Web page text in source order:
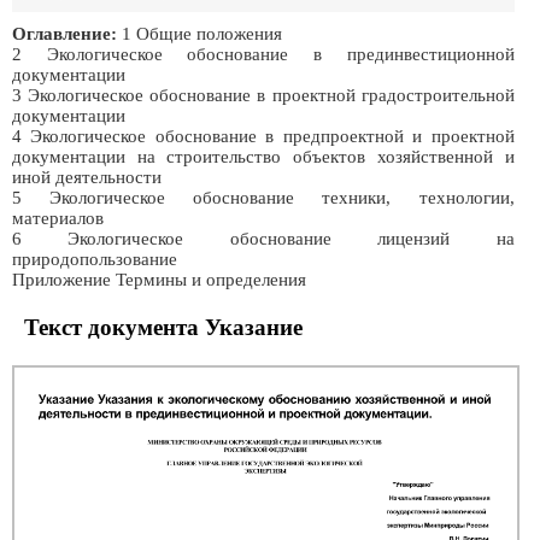
Оглавление: 1 Общие положения
2 Экологическое обоснование в прединвестиционной
документации
3 Экологическое обоснование в проектной градостроительной
документации
4 Экологическое обоснование в предпроектной и проектной
документации на строительство объектов хозяйственной и
иной деятельности
5 Экологическое обоснование техники, технологии,
материалов
6 Экологическое обоснование лицензий на
природопользование
Приложение Термины и определения
Текст документа Указание